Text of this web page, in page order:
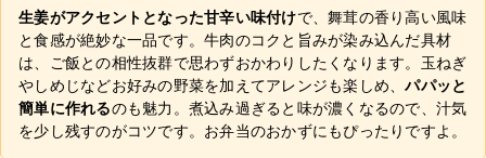
生姜がアクセントとなった甘辛い味付けで、舞茸の香り高い風味
と食感が絶妙な一品です。牛肉のコクと旨みが染み込んだ具材
は、ご飯との相性抜群で思わずおかわりしたくなります。玉ねぎ
やしめじなどお好みの野菜を加えてアレンジも楽しめ、パパッと
簡単に作れるのも魅力。煮込み過ぎると味が濃くなるので、汁気
を少し残すのがコツです。お弁当のおかずにもぴったりですよ。